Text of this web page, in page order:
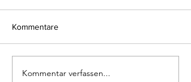
Persönlichkeit und
Kommentare
Kommentar verfassen...